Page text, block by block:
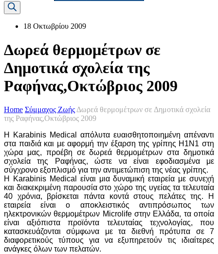
18 Οκτωβρίου 2009
Δωρεά θερμομέτρων σε
Δημοτικά σχολεία της
Ραφήνας,Οκτώβριος 2009
Home Σύμμαχος ΖωήςΔωρεά θερμομέτρων σε Δημοτικά σχολεία
της Ραφήνας,Οκτώβριος 2009
Η Karabinis Medical απόλυτα ευαισθητοποιημένη απέναντι
στα παιδιά και με αφορμή την έξαρση της γρίπης Η1Ν1 στη
χώρα μας, προέβη σε δωρεά θερμομέτρων στα δημοτικά
σχολεία της Ραφήνας, ώστε να είναι εφοδιασμένα με
σύγχρονο εξοπλισμό για την αντιμετώπιση της νέας γρίπης.
Η Karabinis Medical είναι μια δυναμική εταιρεία με συνεχή
και διακεκριμένη παρουσία στο χώρο της υγείας τα τελευταία
40 χρόνια, βρίσκεται πάντα κοντά στους πελάτες της. Η
εταιρεία είναι ο αποκλειστικός αντιπρόσωπος των
ηλεκτρονικών θερμομέτρων Microlife στην Ελλάδα, τα οποία
είναι αξιόπιστα προϊόντα τελευταίας τεχνολογίας, που
κατασκευάζονται σύμφωνα με τα διεθνή πρότυπα σε 7
διαφορετικούς τύπους για να εξυπηρετούν τις ιδιαίτερες
ανάγκες όλων των πελατών.